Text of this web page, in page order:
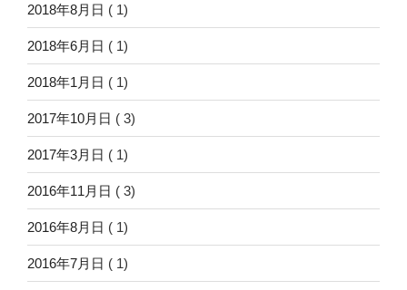
2018年8月日 ( 1)
2018年6月日 ( 1)
2018年1月日 ( 1)
2017年10月日 ( 3)
2017年3月日 ( 1)
2016年11月日 ( 3)
2016年8月日 ( 1)
2016年7月日 ( 1)